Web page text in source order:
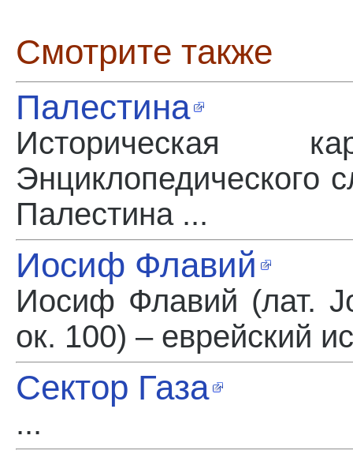
Смотрите также
Палестина
Историческая
Энциклопедического
Палестина ...
Иосиф Флавий
Иосиф Флавий (лат.
ок. 100) – еврейский
Сектор Газа
...